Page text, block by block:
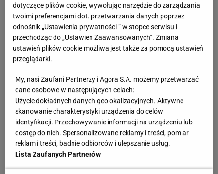
tu grać - mówił wtedy Felipe Fonteles. Ale nie
wszyscy podzielali jego entuzjazm.
Lornetki i przeciągi
nieprzychylnymi opiniami dziennikarzy ikibiców, w
pełnym ironii oświadczeniu pisali: "Wśród zarzutów
pojawia się m.in. zbyt duża odległość od miejsc na
koronie stadionu do boiska siatkarskiego, która
rzekomo uniemożliwi oglądanie meczu bez użycia
lornetki. Idąc tropem tej argumentacji stwierdzamy,
iż odległość od niektórych sektorów korony stadionu
dotyczące plików cookie, wywołując narzędzie do zarządzania
twoimi preferencjami dot. przetwarzania danych poprzez
odnośnik „Ustawienia prywatności ” w stopce serwisu i
przechodząc do „Ustawień Zaawansowanych”. Zmiana
ustawień plików cookie możliwa jest także za pomocą ustawień
przeglądarki.
My, nasi Zaufani Partnerzy i Agora S.A. możemy przetwarzać
dane osobowe w następujących celach:
Użycie dokładnych danych geolokalizacyjnych. Aktywne
skanowanie charakterystyki urządzenia do celów
identyfikacji. Przechowywanie informacji na urządzeniu lub
dostęp do nich. Spersonalizowane reklamy i treści, pomiar
reklam i treści, badnie odbiorców i ulepszanie usług.
Lista Zaufanych Partnerów